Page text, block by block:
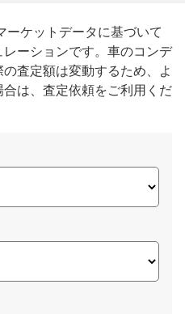
ーケットデータに基づいて
ーションです。車のコンデ
査定額は変動するため、よ
は、査定依頼をご利用くだ